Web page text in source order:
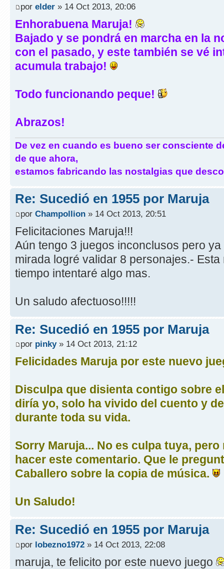
por elder » 14 Oct 2013, 20:06
Enhorabuena Maruja!
Bajado y se pondrá en marcha en la
con el pasado, y este también se vé
acumula trabajo!
Todo funcionando peque!
Abrazos!
De vez en cuando es bueno ser consciente
de que ahora,
estamos fabricando las nostalgias que
Re: Sucedió en 1955 por Maruja
por Champollion » 14 Oct 2013, 20:51
Felicitaciones Maruja!!!
Aún tengo 3 juegos inconclusos pero
mirada logré validar 8 personajes.-
tiempo intentaré algo mas.
Un saludo afectuoso!!!!!
Re: Sucedió en 1955 por Maruja
por pinky» 14 Oct 2013, 21:12
Felicidades Maruja por este nuevo
Disculpa que disienta contigo sobre
diría yo, solo ha vivido del cuento y
durante toda su vida.
Sorry Maruja... No es culpa tuya,
hacer este comentario. Que le
Caballero sobre la copia de música.
Un Saludo!
Re: Sucedió en 1955 por Maruja
por lobezno1972 » 14 Oct 2013, 22:08
maruja, te felicito por este nuevo juego